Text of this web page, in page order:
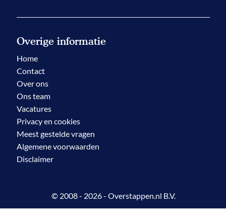
Overige informatie
Home
Contact
Over ons
Ons team
Vacatures
Privacy en cookies
Meest gestelde vragen
Algemene voorwaarden
Disclaimer
© 2008 - 2026 - Overstappen.nl B.V.